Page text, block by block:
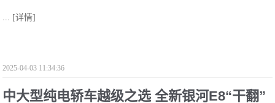
... [详情]
2025-04-03 11:34:36
中大型纯电轿车越级之选 全新银河E8“干翻”